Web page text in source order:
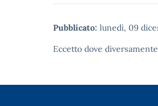
Pubblicato: lunedì, 09
Eccetto dove